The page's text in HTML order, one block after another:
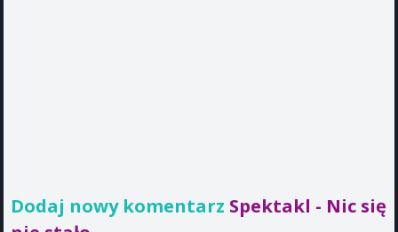
Dodaj nowy komentarz Spektakl - Nic się